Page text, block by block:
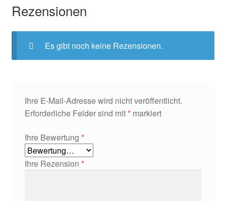
Rezensionen
Es gibt noch keine Rezensionen.
Ihre E-Mail-Adresse wird nicht veröffentlicht.
Erforderliche Felder sind mit*markiert
Ihre Bewertung *
Ihre Rezension *